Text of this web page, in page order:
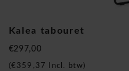
professionnalisme et de
constante évolution.
Kastel Kalea tabouret
Kalea tabouret
€297,00
(€359,37 Incl. btw)